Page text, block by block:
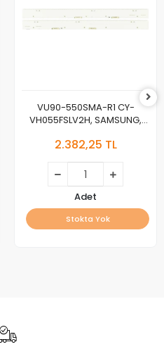
VU90-550SMA-R1 CY-
VH055FSLV2H, SAMSUNG,
UE55HU8500LXTK, LED BAR,
2.382,25 TL
Adet
Stokta Yok